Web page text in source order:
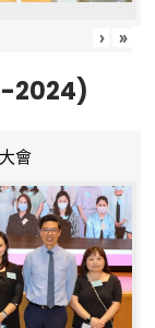
› »
2024)
會